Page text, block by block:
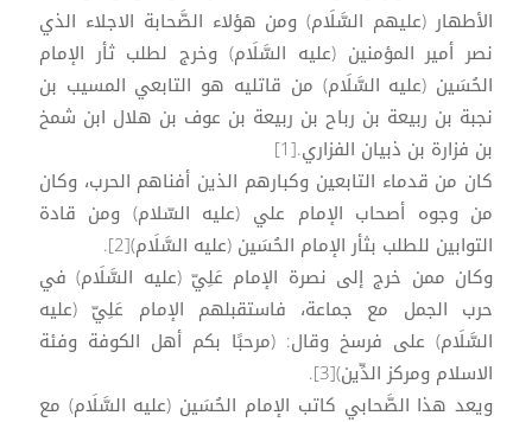
الأطهار (عليهم السَّلَام) ومن هؤلاء الصَّحابة الاجلاء الذي
نصر أمير المؤمنين (عليه السَّلَام) وخرج لطلب ثأر الإمام
الحُسَين (عليه السَّلَام) من قاتليه هو التابعي المسيب بن
نجبة بن ربيعة بن رباح بن ربيعة بن عوف بن هلال ابن شمخ
بن فزارة بن ذبيان الفزاري.[1]
كان من قدماء التابعين وكبارهم الذين أفناهم الحرب، وكان
من وجوه أصحاب الإمام علي (عليه السّلام) ومن قادة
التوابين للطلب بثأر الإمام الحُسَين (عليه السَّلَام)[2].
وكان ممن خرج إلى نصرة الإمام عَلِيّ (عليه السَّلَام) في
حرب الجمل مع جماعة، فاستقبلهم الإمام عَلِيّ (عليه
السَّلَام) على فرسخ وقال: (مرحبًا بكم أهل الكوفة وفئة
الاسلام ومركز الدِّين)[3].
ويعد هذا الصَّحابي كاتب الإمام الحُسَين (عليه السَّلَام) مع